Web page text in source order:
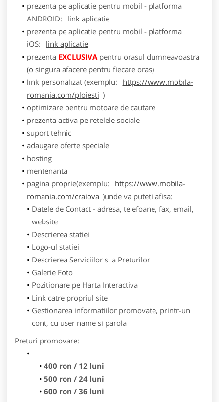
prezenta pe aplicatie pentru mobil - platforma
ANDROID:
link aplicatie
prezenta pe aplicatie pentru mobil - platforma
iOS:
link aplicatie
prezenta EXCLUSIVApentru orasul dumneavoastra
(o singura afacere pentru fiecare oras)
link personalizat (exemplu:
https://www.mobila-
romania.com/ploiesti )
optimizare pentru motoare de cautare
prezenta activa pe retelele sociale
suport tehnic
adaugare oferte speciale
hosting
mentenanta
pagina proprie(exemplu:
https://www.mobila-
romania.com/craiova )unde va puteti afisa:
Datele de Contact - adresa, telefoane, fax, email,
website
Descrierea statiei
Logo-ul statiei
Descrierea Serviciilor si a Preturilor
Galerie Foto
Pozitionare pe Harta Interactiva
Link catre propriul site
Gestionarea informatiilor promovate, printr-un
cont, cu user name si parola
Preturi promovare:
400 ron / 12 luni
500 ron / 24 luni
600 ron / 36 luni